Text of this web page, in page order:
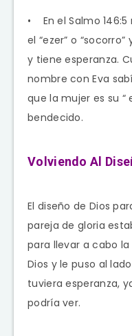
• En el Salmo
el “ezer” o
y tiene esperanza.
nombre con Eva
que la mujer es su “
bendecido.
Volviendo Al
El diseño de Dios
pareja de gloria
para llevar a cabo
Dios y le puso al
tuviera esperanza,
podría ver.